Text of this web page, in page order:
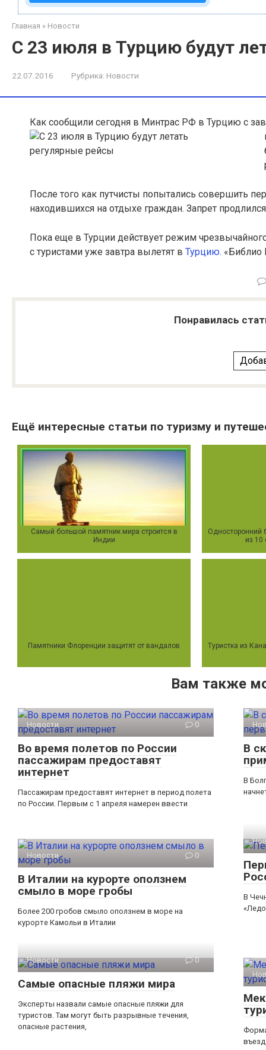
Главная » Новости
С 23 июля в Турцию будут
22.07.2016 Рубрика: Новости
Как сообщили сегодня в Минтрас РФ в Турцию с
После того как путчисты попытались совершить
находившихся на отдыхе граждан. Запрет
Пока еще в Турции действует режим
с туристами уже завтра вылетят в Турцию. «Библио
Понравилась
Ещё интересные статьи по туризму и
Самый большой памятник мира строится в
Индии
Односторонний
из 10
Памятники Флоренции защитят от вандалов Туристка из
Вам также
Новости 0
Во время полетов по России
пассажирам предоставят
интернет
Пассажирам предоставят интернет в период полета
по России. Первым с 1 апреля намерен ввести
В
В
Новости 0
В Италии на курорте оползнем
смыло в море гробы
Более 200 гробов смыло оползнем в море на
курорте Камольи в Италии
В
Новости 0
Самые опасные пляжи мира
Эксперты назвали самые опасные пляжи для
туристов. Там могут быть разрывные течения,
опасные растения,